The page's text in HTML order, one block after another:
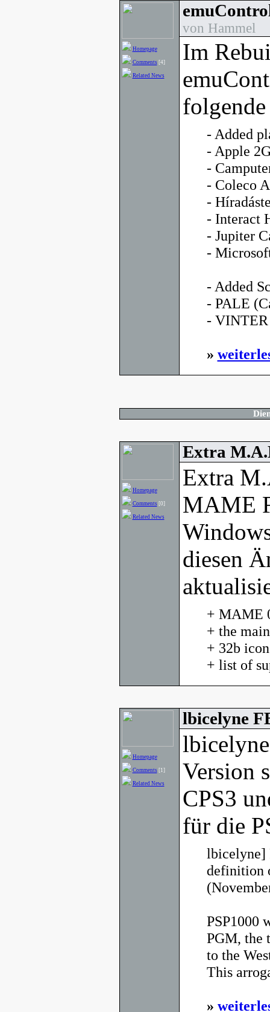
Homepage
Comments [4]
Related News
von Hammel
Im
- Added
- Apple
-
- Coleco
-
- Interact
- Jupiter
-
- Added
- PALE
- VINTER
»
Homepage
Comments [0]
Related News
Extra
Extra
MAME
diesen
+ MAME
+ the
+ 32b
+ list of
Homepage
Comments [1]
Related News
lbicelyne
Version
CPS3
für die
lbicelyne]
definition
PSP1000
PGM, the
to the
This
»